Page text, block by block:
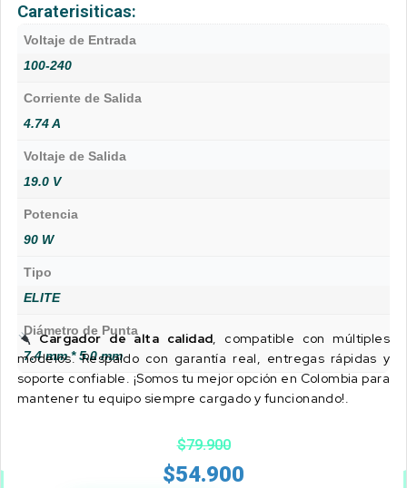
Caraterisiticas:
Voltaje de Entrada
100-240
Corriente de Salida
4.74 A
Voltaje de Salida
19.0 V
Potencia
90 W
Tipo
ELITE
Diámetro de Punta
7.4 mm * 5.0 mm
Cargador de alta calidad, compatible con múltiples
modelos. Respaldo con garantía real, entregas rápidas y
soporte confiable. ¡Somos tu mejor opción en Colombia para
mantener tu equipo siempre cargado y funcionando!.
$79.900
$54.900